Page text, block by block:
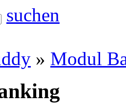
suchen
» Modul